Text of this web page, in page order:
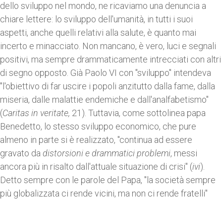
dello sviluppo nel mondo, ne ricaviamo una denuncia a
chiare lettere: lo sviluppo dell'umanità, in tutti i suoi
aspetti, anche quelli relativi alla salute, è quanto mai
incerto e minacciato. Non mancano, è vero, luci e segnali
positivi, ma sempre drammaticamente intrecciati con altri
di segno opposto. Già Paolo VI con "sviluppo" intendeva
"l'obiettivo di far uscire i popoli anzitutto dalla fame, dalla
miseria, dalle malattie endemiche e dall'analfabetismo"
(Caritas in veritate, 21). Tuttavia, come sottolinea papa
Benedetto, lo stesso sviluppo economico, che pure
almeno in parte si è realizzato, "continua ad essere
gravato da distorsioni e drammatici problemi, messi
ancora più in risalto dall'attuale situazione di crisi" (ivi).
Detto sempre con le parole del Papa, "la società sempre
più globalizzata ci rende vicini, ma non ci rende fratelli"